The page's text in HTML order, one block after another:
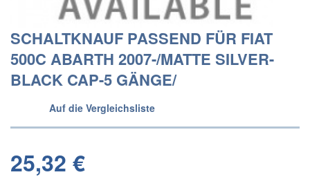
SCHALTKNAUF PASSEND FÜR FIAT
500C ABARTH 2007-/MATTE SILVER-
BLACK CAP-5 GÄNGE/
Auf die Vergleichsliste
25,32 €